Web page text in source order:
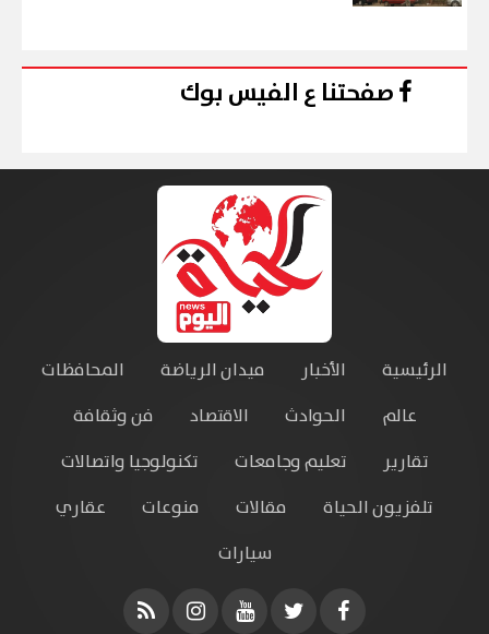
صفحتنا ع الفيس بوك
الرئيسية الأخبار ميدان الرياضة
المحافظات
عالم
الحوادث الاقتصاد
فن وثقافة
تقارير
تعليم وجامعات
تكنولوجيا واتصالات
تلفزيون الحياة
مقالات منوعات
عقاري
سيارات